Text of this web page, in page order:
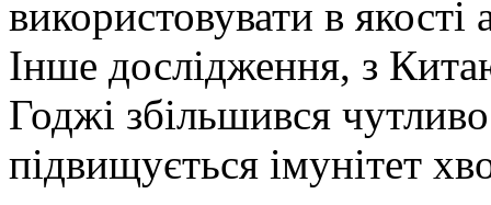
використовувати в якості
Інше дослідження, з
Годжі збільшився
підвищується імунітет